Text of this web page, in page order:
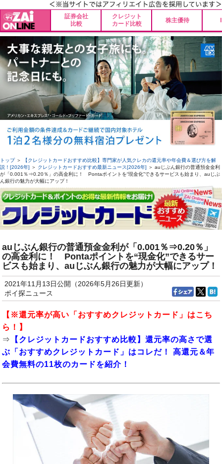
証券会社
比較
クレジット
カード比較
株主優待
トップ＞
【クレジットカードおすすめ比較】専門家が人気クレカの還元率や年会費＆選び方を解
説！[2026年] ＞ クレジットカードおすすめ最新ニュース[2026年] ＞ auじぶん銀行の普通預金金利
が「0.001％⇒0.20％」の高金利に！ Pontaポイントを“現金化”できるサービスも始まり、auじぶ
ん銀行の魅力が大幅にアップ！
auじぶん銀行の普通預金金利が「0.001％⇒0.20％」
の高金利に！ Pontaポイントを“現金化”できるサー
ビスも始まり、auじぶん銀行の魅力が大幅にアップ！
2021年11月13日公開（2026年5月26日更新）
ポイ探ニュース
【※還元率が高い「おすすめクレジットカード」はこち
ら！】
⇒
【クレジットカードおすすめ比較】還元率の高さで選
ぶ「おすすめクレジットカード」はコレだ！ 高還元＆年
会費無料の11枚のカードを紹介！